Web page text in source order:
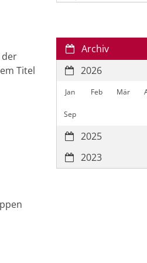
der
Titel
Archiv
2026
Jan Feb Mär
Sep
2025
2023